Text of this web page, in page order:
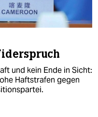
und kein Ende in Sicht:
Haftstrafen gegen